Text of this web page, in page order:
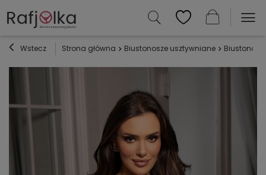
Wstecz Strona główna Biustonosze usztywniane